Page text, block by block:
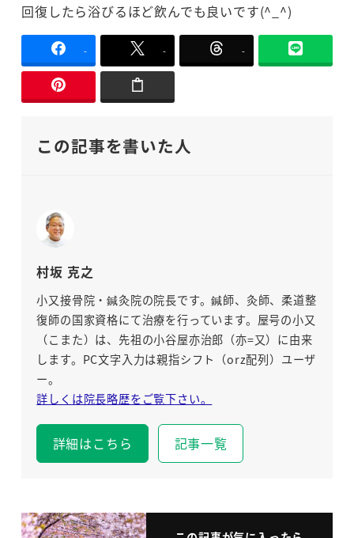
回復したら浴びるほど飲んでも良いです(^_^)
- - -
この記事を書いた人
村坂 克之
小又接骨院・鍼灸院の院長です。鍼師、灸師、柔道整
復師の国家資格にて治療を行っています。屋号の小又
（こまた）は、先祖の小谷屋亦治郎（亦=又）に由来
します。PC文字入力は親指シフト（orz配列）ユーザ
ー。
詳しくは院長略歴をご覧下さい。
詳細はこちら 記事一覧